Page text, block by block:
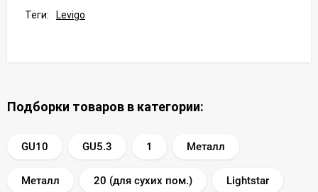
Теги: Levigo
Подборки товаров в категории:
GU10 GU5.3 1 Металл
Металл 20 (для сухих пом.) Lightstar